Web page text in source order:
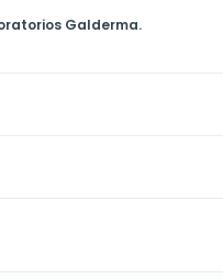
Galderma.